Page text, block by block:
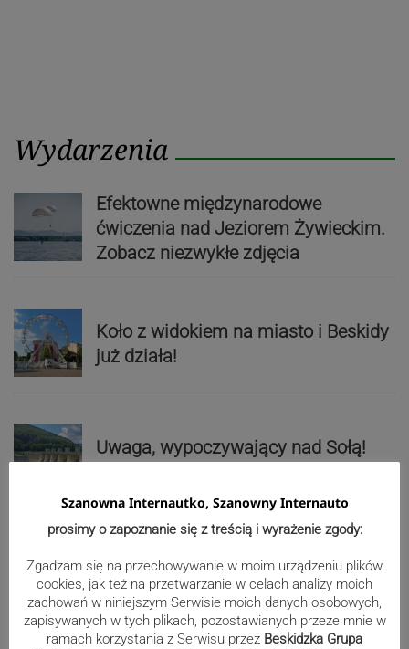
Wydarzenia
Efektowne międzynarodowe
ćwiczenia nad Jeziorem Żywieckim.
Zobacz niezwykłe zdjęcia
Koło z widokiem na miasto i Beskidy
już działa!
Uwaga, wypoczywający nad Sołą!
Paweł Czycharowski przestał być
radnym Cieszyna
Szanowna Internautko, Szanowny Internauto
prosimy o zapoznanie się z treścią i wyrażenie zgody:
Zgadzam się na przechowywanie w moim urządzeniu plików
cookies, jak też na przetwarzanie w celach analizy moich
zachowań w niniejszym Serwisie moich danych osobowych,
zapisywanych w tych plikach, pozostawianych przeze mnie w
ramach korzystania z Serwisu przez Beskidzka Grupa